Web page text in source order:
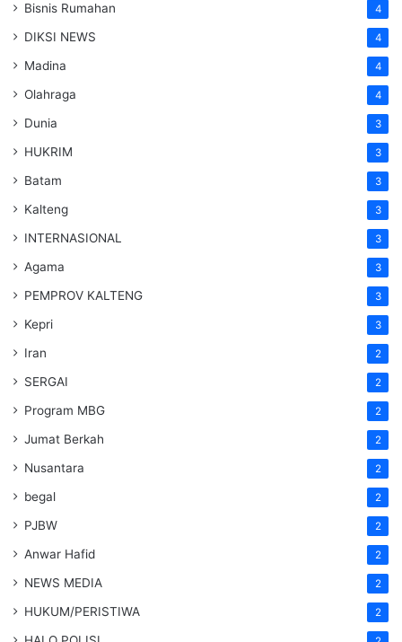
Bisnis Rumahan 4
DIKSI NEWS 4
Madina 4
Olahraga 4
Dunia 3
HUKRIM 3
Batam 3
Kalteng 3
INTERNASIONAL 3
Agama 3
PEMPROV KALTENG 3
Kepri 3
Iran 2
SERGAI 2
Program MBG 2
Jumat Berkah 2
Nusantara 2
begal 2
PJBW 2
Anwar Hafid 2
NEWS MEDIA 2
HUKUM/PERISTIWA 2